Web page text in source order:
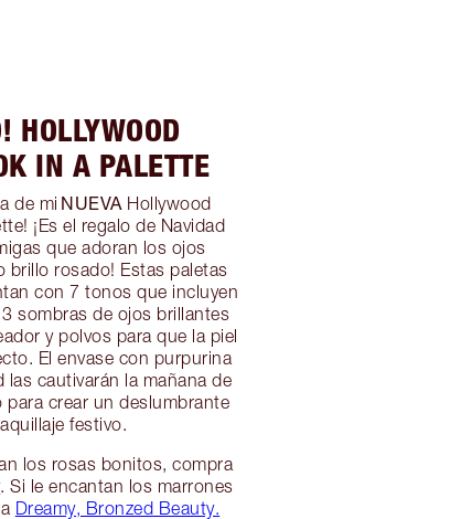
HOLLYWOOD
IN A PALETTE
de mi NUEVA Hollywood
¡Es el regalo de Navidad
que adoran los ojos
brillo rosado! Estas paletas
con 7 tonos que incluyen
sombras de ojos brillantes
y polvos para que la piel
El envase con purpurina
cautivarán la mañana de
para crear un deslumbrante
festivo.
los rosas bonitos, compra
. Si le encantan los marrones
Dreamy, Bronzed Beauty.